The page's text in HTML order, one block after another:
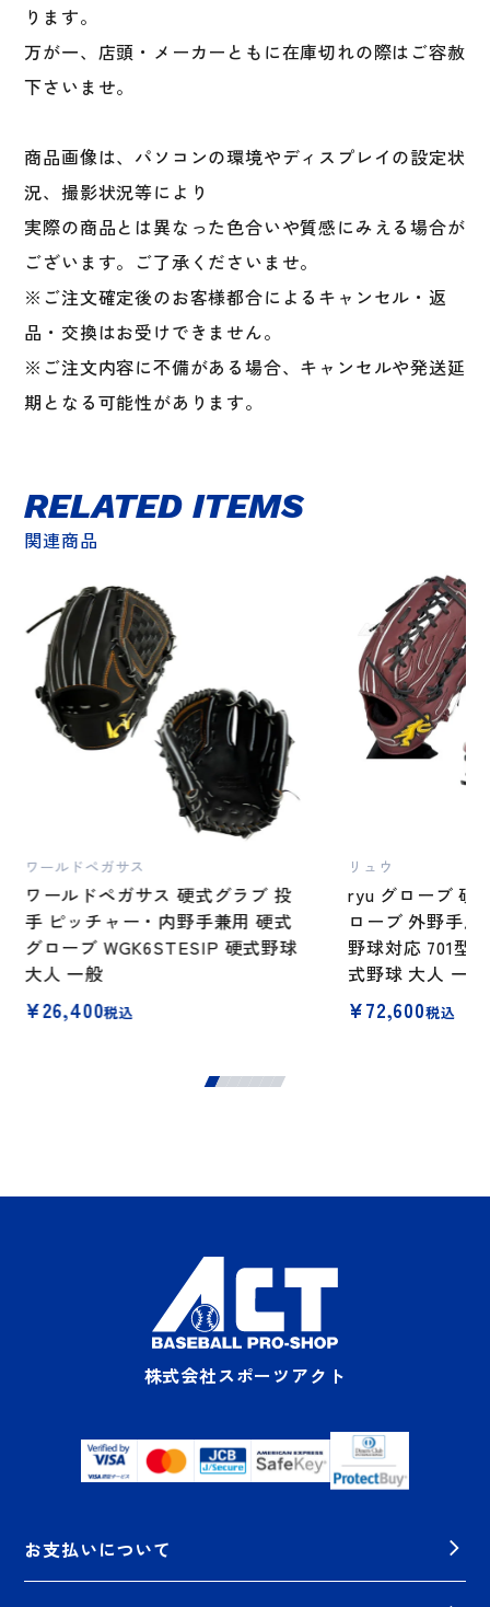
ります。
万が一、店頭・メーカーともに在庫切れの際はご容赦
下さいませ。
商品画像は、パソコンの環境やディスプレイの設定状
況、撮影状況等により
実際の商品とは異なった色合いや質感にみえる場合が
ございます。ご了承くださいませ。
※ご注文確定後のお客様都合によるキャンセル・返
品・交換はお受けできません。
※ご注文内容に不備がある場合、キャンセルや発送延
期となる可能性があります。
関連商品
RELATED ITEMS
ワールドペガサス
ワールドペガサス 硬式グラブ 投
手 ピッチャー・内野手兼用 硬式
グローブ WGK6STESIP 硬式野球
大人 一般
¥26,400税込
リュウ
ryu グローブ 硬
ローブ 外野手用
野球対応 701型
式野球 大人 一
¥72,600税込
株式会社スポーツアクト
お支払いについて